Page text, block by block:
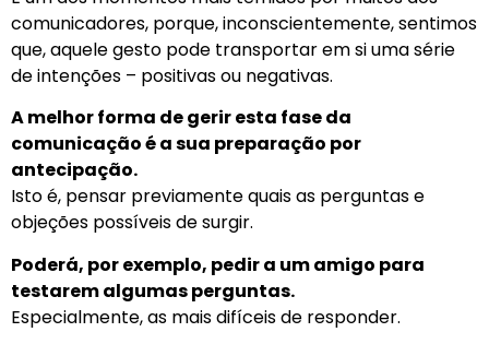
comunicadores, porque, inconscientemente, sentimos
que, aquele gesto pode transportar em si uma série
de intenções – positivas ou negativas.
A melhor forma de gerir esta fase da
comunicação é a sua preparação por
antecipação.
Isto é, pensar previamente quais as perguntas e
objeções possíveis de surgir.
Poderá, por exemplo, pedir a um amigo para
testarem algumas perguntas.
Especialmente, as mais difíceis de responder.